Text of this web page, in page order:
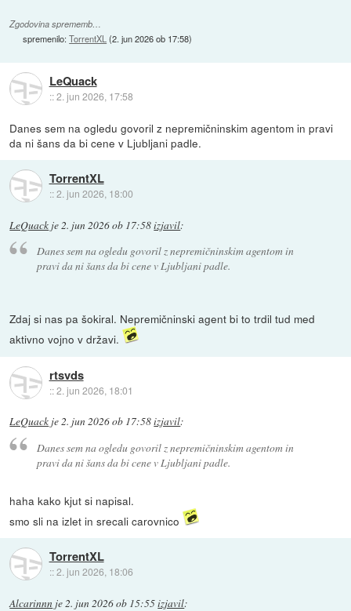
Zgodovina sprememb…
spremenilo:TorrentXL (2. jun 2026 ob 17:58)
LeQuack
::2. jun 2026, 17:58
Danes sem na ogledu govoril z nepremičninskim agentom in pravi
da ni šans da bi cene v Ljubljani padle.
TorrentXL
::2. jun 2026, 18:00
LeQuack je2. jun 2026 ob 17:58izjavil:
Danes sem na ogledu govoril z nepremičninskim agentom in
pravi da ni šans da bi cene v Ljubljani padle.
Zdaj si nas pa šokiral. Nepremičninski agent bi to trdil tud med
aktivno vojno v državi.
rtsvds
::2. jun 2026, 18:01
LeQuack je2. jun 2026 ob 17:58izjavil:
Danes sem na ogledu govoril z nepremičninskim agentom in
pravi da ni šans da bi cene v Ljubljani padle.
haha kako kjut si napisal.
smo sli na izlet in srecali carovnico
TorrentXL
::2. jun 2026, 18:06
Alcarinnn je2. jun 2026 ob 15:55izjavil: